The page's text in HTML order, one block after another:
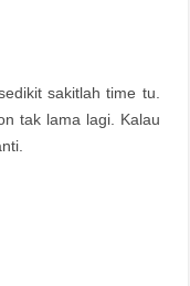
sakitlah time tu.
tak lama lagi. Kalau